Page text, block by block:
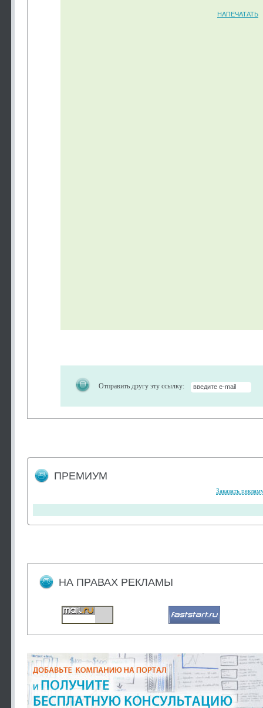
НАПЕЧАТАТЬ
Отправить другу эту ссылку:
ПРЕМИУМ
Заказать
НА ПРАВАХ РЕКЛАМЫ